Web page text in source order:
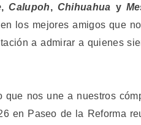
,Calupoh, Chihuahua y
los mejores amigos que
a admirar a quienes
nos une a nuestros
en Paseo de la Reforma